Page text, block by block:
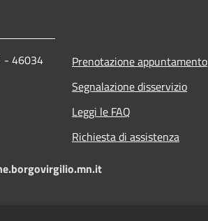
- 46034
Prenotazione appuntamento
Segnalazione disservizio
Leggi le FAQ
Richiesta di assistenza